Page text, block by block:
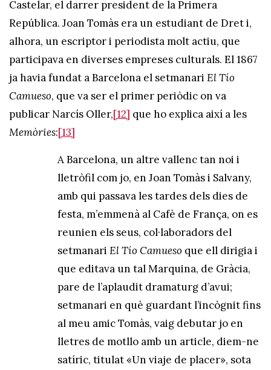
Castelar, el darrer president de la Primera
República. Joan Tomàs era un estudiant de Dret i,
alhora, un escriptor i periodista molt actiu, que
participava en diverses empreses culturals. El 1867
ja havia fundat a Barcelona el setmanari El Tío
Camueso, que va ser el primer periòdic on va
publicar Narcís Oller,[12] que ho explica així a les
Memòries:[13]
A Barcelona, un altre vallenc tan noi i
lletròfil com jo, en Joan Tomàs i Salvany,
amb qui passava les tardes dels dies de
festa, m’emmenà al Cafè de França, on es
reunien els seus, col·laboradors del
setmanari El Tío Camueso que ell dirigia i
que editava un tal Marquina, de Gràcia,
pare de l’aplaudit dramaturg d’avui;
setmanari en què guardant l’incògnit fins
al meu amic Tomàs, vaig debutar jo en
lletres de motllo amb un article, diem-ne
satíric, titulat «Un viaje de placer», sota